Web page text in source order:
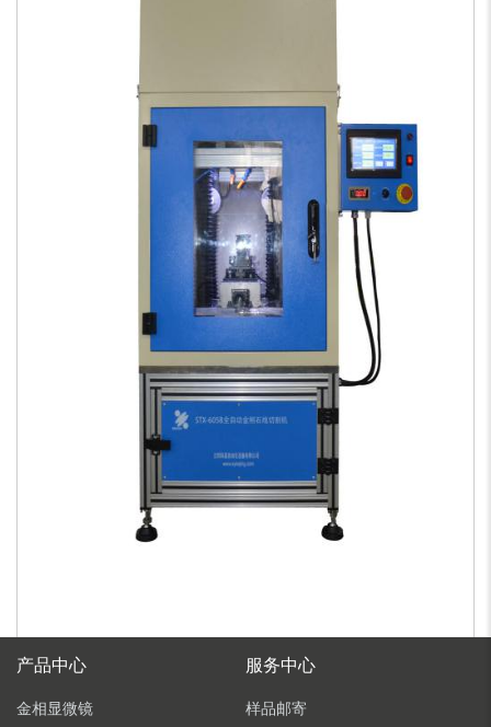
产品中心
金相显微镜
服务中心
样品邮寄